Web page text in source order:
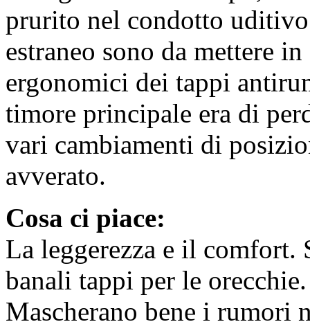
prurito nel condotto
estraneo sono da mettere
ergonomici dei tappi
timore principale era di
vari cambiamenti di
avverato.
Cosa ci piace:
La leggerezza e il
banali tappi per le orecchie.
Mascherano bene i rumori